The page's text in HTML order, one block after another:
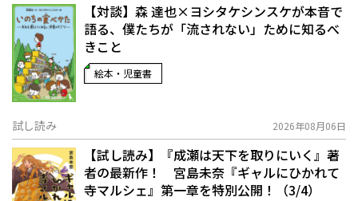
【対談】森 達也×ヨシタケシンスケが本音で
語る、僕たちが「流されない」ために知るべ
きこと
絵本・児童書
試し読み 2026年08月06日
【試し読み】『成瀬は天下を取りにいく』著
者の最新作！ 宮島未奈『ギャルにひかれて
寺マルシェ』第一章を特別公開！（3/4）